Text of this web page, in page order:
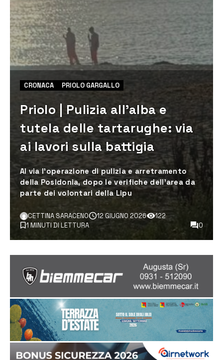
CRONACA PRIOLO GARGALLO
Priolo | Pulizia all’alba e
tutela delle tartarughe: via
ai lavori sulla battigia
Al via l'operazione di pulizia e arretramento
della Posidonia, dopo le verifiche dell'area da
parte dei volontari della Lipu
CETTINA SARACENO 12 GIUGNO 2026
122
1 MINUTI DI LETTURA
0